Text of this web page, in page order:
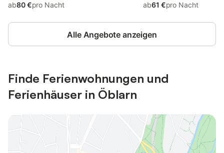
ab80 €pro Nacht ab61 €pro Nacht
Alle Angebote anzeigen
Finde Ferienwohnungen und
Ferienhäuser in Öblarn